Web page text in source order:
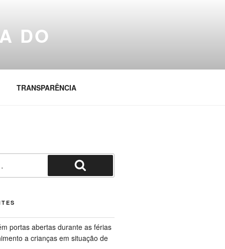
DO
TRANSPARÊNCIA
Pesquisar
portas abertas durante as férias
a crianças em situação de